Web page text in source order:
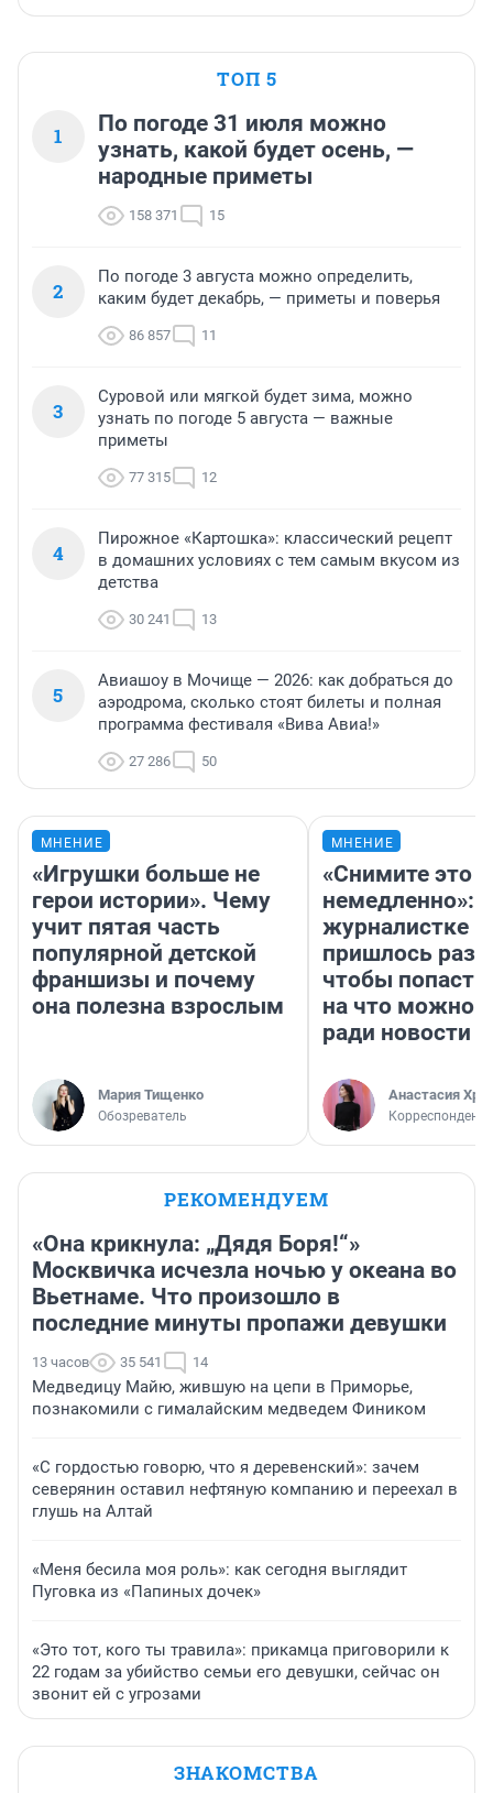
ТОП 5
1
По погоде 31 июля можно
узнать, какой будет осень, —
народные приметы
158 371 15
2
По погоде 3 августа можно определить,
каким будет декабрь, — приметы и поверья
86 857 11
3
Суровой или мягкой будет зима, можно
узнать по погоде 5 августа — важные
приметы
77 315 12
4
Пирожное «Картошка»: классический рецепт
в домашних условиях с тем самым вкусом из
детства
30 241 13
5
Авиашоу в Мочище — 2026: как добраться до
аэродрома, сколько стоят билеты и полная
программа фестиваля «Вива Авиа!»
27 286 50
МНЕНИЕ
«Игрушки больше не
герои истории». Чему
учит пятая часть
популярной детской
франшизы и почему
она полезна взрослым
Мария Тищенко
Обозреватель
МНЕНИЕ
«Снимите это
немедленно»:
журналистке
пришлось
чтобы попасть
на что можно
ради новости
Анастасия
Корреспондент
РЕКОМЕНДУЕМ
«Она крикнула: „Дядя Боря!“»
Москвичка исчезла ночью у океана во
Вьетнаме. Что произошло в
последние минуты пропажи девушки
13 часов 35 541 14
Медведицу Майю, жившую на цепи в Приморье,
познакомили с гималайским медведем Фиником
«С гордостью говорю, что я деревенский»: зачем
северянин оставил нефтяную компанию и переехал в
глушь на Алтай
«Меня бесила моя роль»: как сегодня выглядит
Пуговка из «Папиных дочек»
«Это тот, кого ты травила»: прикамца приговорили к
22 годам за убийство семьи его девушки, сейчас он
звонит ей с угрозами
ЗНАКОМСТВА